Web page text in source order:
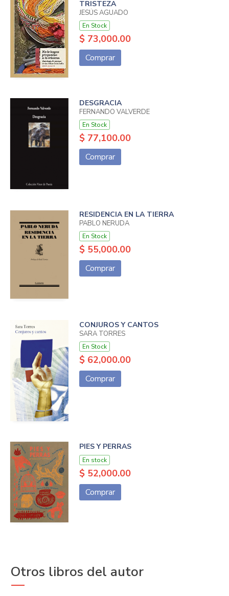
TRISTEZA
JESÚS AGUADO
En Stock
$ 73,000.00
Comprar
DESGRACIA
FERNANDO VALVERDE
En Stock
$ 77,100.00
Comprar
RESIDENCIA EN LA TIERRA
PABLO NERUDA
En Stock
$ 55,000.00
Comprar
CONJUROS Y CANTOS
SARA TORRES
En Stock
$ 62,000.00
Comprar
PIES Y PERRAS
En stock
$ 52,000.00
Comprar
Otros libros del autor